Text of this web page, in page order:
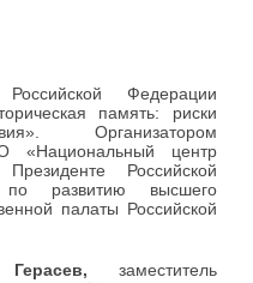
Федерации
память: риски
Организатором
«Национальный центр
Российской
развитию высшего
палаты Российской
заместитель